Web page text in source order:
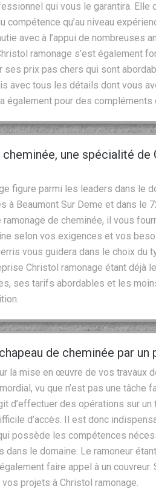
qui vous le garantira. Elle
compétence qu’au niveau
avec à l’appui de nombreuses
ramonage s’est également
ses prix pas chers qui sont
avec tous les détails dont vous
également pour des compléments
cheminée, une spécialité de
figure parmi les leaders dans le
à Beaumont Sur Deme et dans le
de cheminée, il vous
selon vos exigences et vos
vous guidera dans le choix du
Christol ramonage étant déjà
ses tarifs abordables et les
de cheminée par un
la mise en œuvre de vos travaux
vu que n’est pas une tâche
d’effectuer des opérations sur un
d’accès. Il est donc
possède les compétences
le domaine. Le ramoneur
faire appel à un couvreur.
projets à Christol ramonage.